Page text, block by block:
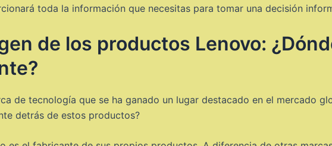
toda la información que necesitas para tomar una decisión
de los productos Lenovo:
de tecnología que se ha ganado un lugar destacado en el mercado
detrás de estos productos?